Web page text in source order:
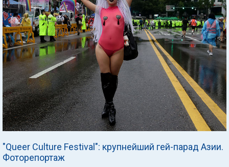
"Queer Culture Festival": крупнейший гей-парад Азии.
Фоторепортаж